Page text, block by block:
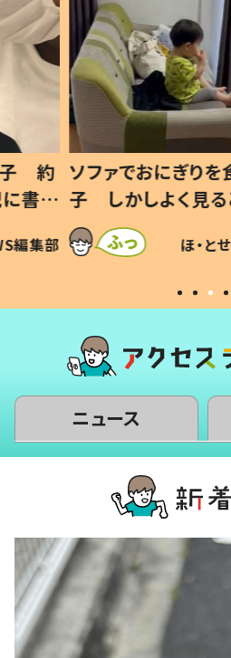
歳息
？」
編集部
小1から不登校、息
ッド」だった 父が
作り続ける理由と
#令和の子
SNSで話題 ほ・と
ニュース